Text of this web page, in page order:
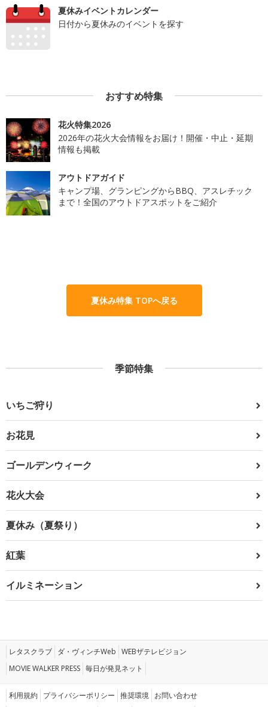
夏休みイベントカレンダー
日付から夏休みのイベントを探す
おすすめ特集
花火特集2026
2026年の花火大会情報をお届け！開催・中止・延期
情報も掲載
アウトドアガイド
キャンプ場、グランピングからBBQ、アスレチック
まで！全国のアウトドアスポットをご紹介
夏休み特集 TOPへ戻る
季節特集
いちご狩り
お花見
ゴールデンウィーク
花火大会
夏休み（夏祭り）
紅葉
イルミネーション
レタスクラブ ダ・ヴィンチWeb WEBザテレビジョン
MOVIE WALKER PRESS 毎日が発見ネット
利用規約 プライバシーポリシー 推奨環境 お問い合わせ